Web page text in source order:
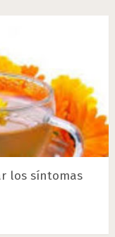
los síntomas